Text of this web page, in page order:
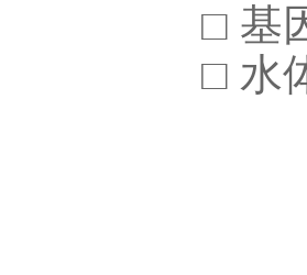
□ 基
□ 水